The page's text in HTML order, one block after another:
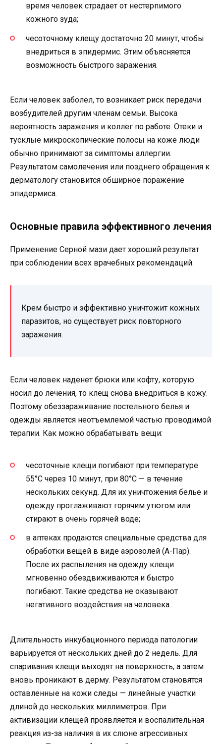
время человек страдает от нестерпимого
кожного зуда;
чесоточному клещу достаточно 20 минут, чтобы
внедриться в эпидермис. Этим объясняется
возможность быстрого заражения.
Если человек заболел, то возникает риск передачи
возбудителей другим членам семьи. Высока
вероятность заражения и коллег по работе. Отеки и
тусклые микроскопические полосы на коже люди
обычно принимают за симптомы аллергии.
Результатом самолечения или позднего обращения к
дерматологу становится обширное поражение
эпидермиса.
Основные правила эффективного лечения
Применение Серной мази дает хороший результат
при соблюдении всех врачебных рекомендаций.
Крем быстро и эффективно уничтожит кожных
паразитов, но существует риск повторного
заражения.
Если человек наденет брюки или кофту, которую
носил до лечения, то клещ снова внедриться в кожу.
Поэтому обеззараживание постельного белья и
одежды является неотъемлемой частью проводимой
терапии. Как можно обрабатывать вещи:
чесоточные клещи погибают при температуре
55°C через 10 минут, при 80°C — в течение
нескольких секунд. Для их уничтожения белье и
одежду проглаживают горячим утюгом или
стирают в очень горячей воде;
в аптеках продаются специальные средства для
обработки вещей в виде аэрозолей (А-Пар).
После их распыления на одежду клещи
мгновенно обездвиживаются и быстро
погибают. Такие средства не оказывают
негативного воздействия на человека.
Длительность инкубационного периода патологии
варьируется от нескольких дней до 2 недель. Для
спаривания клещи выходят на поверхность, а затем
вновь проникают в дерму. Результатом становятся
оставленные на кожи следы — линейные участки
длиной до нескольких миллиметров. При
активизации клещей проявляется и воспалительная
реакция из-за наличия в их слюне агрессивных